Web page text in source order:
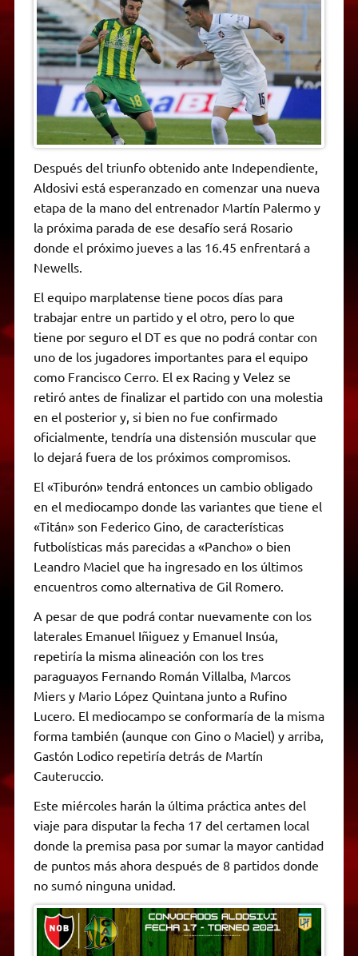
Después del triunfo obtenido ante Independiente,
Aldosivi está esperanzado en comenzar una nueva
etapa de la mano del entrenador Martín Palermo y
la próxima parada de ese desafío será Rosario
donde el próximo jueves a las 16.45 enfrentará a
Newells.
El equipo marplatense tiene pocos días para
trabajar entre un partido y el otro, pero lo que
tiene por seguro el DT es que no podrá contar con
uno de los jugadores importantes para el equipo
como Francisco Cerro. El ex Racing y Velez se
retiró antes de finalizar el partido con una molestia
en el posterior y, si bien no fue confirmado
oficialmente, tendría una distensión muscular que
lo dejará fuera de los próximos compromisos.
El «Tiburón» tendrá entonces un cambio obligado
en el mediocampo donde las variantes que tiene el
«Titán» son Federico Gino, de características
futbolísticas más parecidas a «Pancho» o bien
Leandro Maciel que ha ingresado en los últimos
encuentros como alternativa de Gil Romero.
A pesar de que podrá contar nuevamente con los
laterales Emanuel Iñiguez y Emanuel Insúa,
repetiría la misma alineación con los tres
paraguayos Fernando Román Villalba, Marcos
Miers y Mario López Quintana junto a Rufino
Lucero. El mediocampo se conformaría de la misma
forma también (aunque con Gino o Maciel) y arriba,
Gastón Lodico repetiría detrás de Martín
Cauteruccio.
Este miércoles harán la última práctica antes del
viaje para disputar la fecha 17 del certamen local
donde la premisa pasa por sumar la mayor cantidad
de puntos más ahora después de 8 partidos donde
no sumó ninguna unidad.